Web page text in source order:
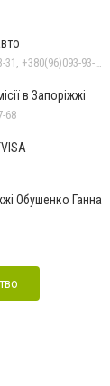
в Запоріжжі
68
Обушенко Ганна